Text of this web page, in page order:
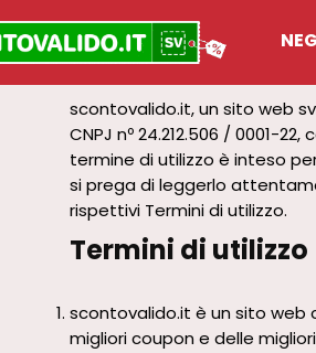
scontovalido.it, un sito web
CNPJ nº 24.212.506 / 0001-
termine di utilizzo è inteso
si prega di leggerlo
rispettivi Termini di utilizzo.
Termini di utilizzo
scontovalido.it è un sito web
migliori coupon e delle